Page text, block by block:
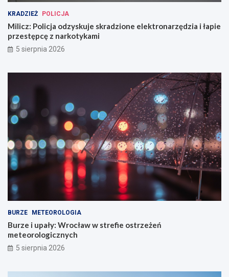
KRADZIEŻ POLICJA
Milicz: Policja odzyskuje skradzione elektronarzędzia i łapie
przestępcę z narkotykami
5 sierpnia 2026
BURZE METEOROLOGIA
Burze i upały: Wrocław w strefie ostrzeżeń
meteorologicznych
5 sierpnia 2026